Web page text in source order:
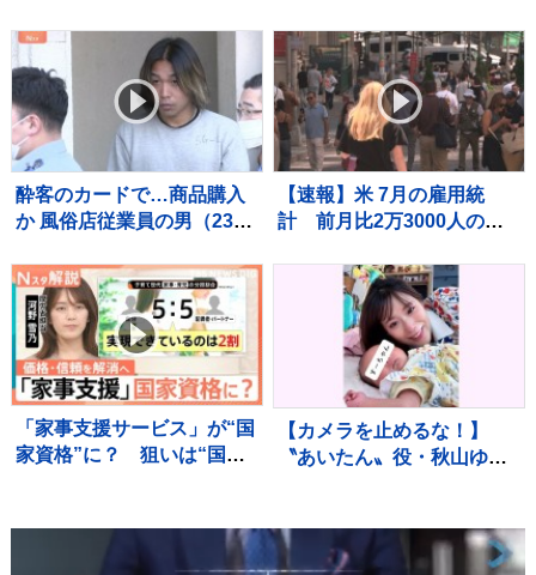
性患者は自発呼吸できず
逮捕 呼気から基準値超のア
ルコール検出 千葉・東関東
道
酔客のカードで…商品購入
か 風俗店従業員の男（23）
カ返さずに持っていた」自
宅からは他人名義のクレカ
複数枚 警視庁
【速報】米 7月の雇用統
計 前月比2万3000人の減
「家事支援サービス」が“国
家資格”に？ 狙いは“国の
【カメラを止めるな！】
〝あいたん〟役・秋山ゆず
新生児卒業」